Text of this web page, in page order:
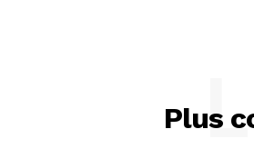
Plus